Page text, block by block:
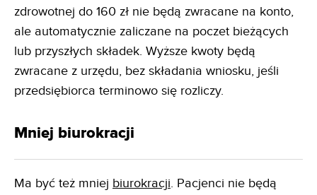
zdrowotnej do 160 zł nie będą zwracane na konto,
ale automatycznie zaliczane na poczet bieżących
lub przyszłych składek. Wyższe kwoty będą
zwracane z urzędu, bez składania wniosku, jeśli
przedsiębiorca terminowo się rozliczy.
Mniej biurokracji
Ma być też mniej biurokracji. Pacjenci nie będą